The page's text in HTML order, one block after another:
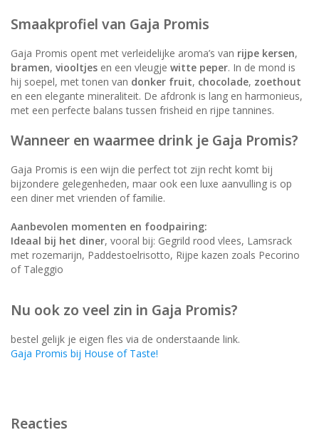
Smaakprofiel van Gaja Promis
Gaja Promis opent met verleidelijke aroma’s van rijpe kersen,
bramen, viooltjes en een vleugje witte peper. In de mond is
hij soepel, met tonen van donker fruit, chocolade, zoethout
en een elegante mineraliteit. De afdronk is lang en harmonieus,
met een perfecte balans tussen frisheid en rijpe tannines.
Wanneer en waarmee drink je Gaja Promis?
Gaja Promis is een wijn die perfect tot zijn recht komt bij
bijzondere gelegenheden, maar ook een luxe aanvulling is op
een diner met vrienden of familie.
Aanbevolen momenten en foodpairing:
Ideaal bij het diner, vooral bij: Gegrild rood vlees, Lamsrack
met rozemarijn, Paddestoelrisotto, Rijpe kazen zoals Pecorino
of Taleggio
Nu ook zo veel zin in Gaja Promis?
bestel gelijk je eigen fles via de onderstaande link.
Gaja Promis bij House of Taste!
Reacties